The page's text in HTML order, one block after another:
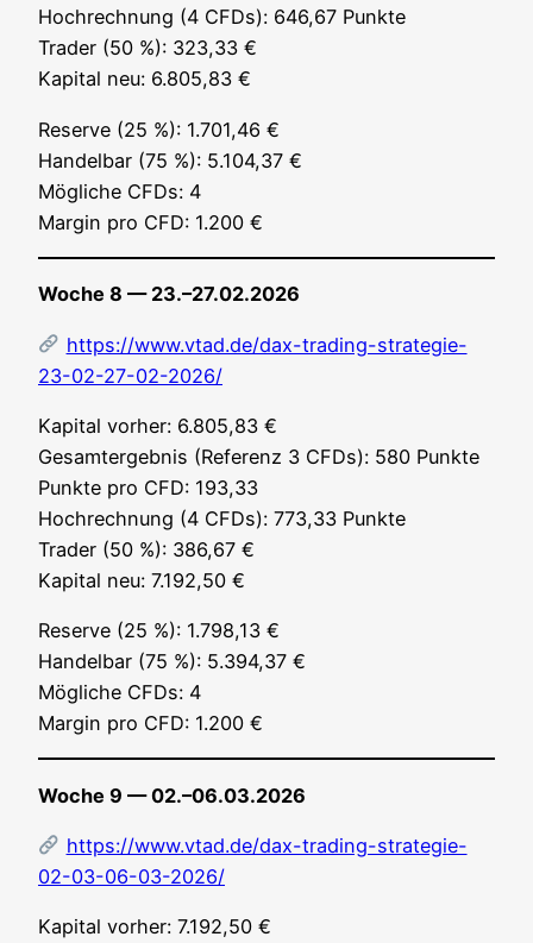
Hoch­rech­nung (4 CFDs): 646,67 Punk­te
Trader (50 %): 323,33 €
Kapi­tal neu: 6.805,83 €
Reser­ve (25 %): 1.701,46 €
Han­del­bar (75 %): 5.104,37 €
Mög­li­che CFDs: 4
Mar­gin pro CFD: 1.200 €
Woche 8 — 23.–27.02.2026
https://www.vtad.de/dax-trading-strategie-
23-02-27-02-2026/
Kapi­tal vor­her: 6.805,83 €
Gesamt­ergeb­nis (Refe­renz 3 CFDs): 580 Punk­te
Punk­te pro CFD: 193,33
Hoch­rech­nung (4 CFDs): 773,33 Punk­te
Trader (50 %): 386,67 €
Kapi­tal neu: 7.192,50 €
Reser­ve (25 %): 1.798,13 €
Han­del­bar (75 %): 5.394,37 €
Mög­li­che CFDs: 4
Mar­gin pro CFD: 1.200 €
Woche 9 — 02.–06.03.2026
https://www.vtad.de/dax-trading-strategie-
02-03-06-03-2026/
Kapi­tal vor­her: 7.192,50 €